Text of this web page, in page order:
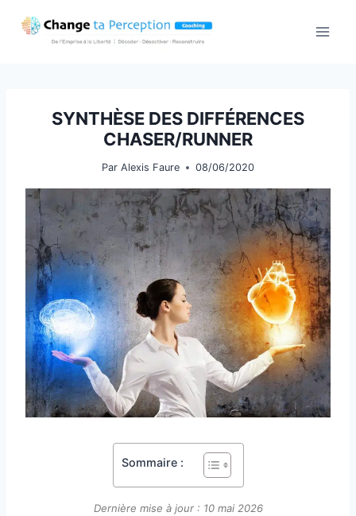
SYNTHÈSE DES DIFFÉRENCES
CHASER/RUNNER
Par Alexis Faure 08/06/2020
Sommaire :
Dernière mise à jour : 10 mai 2026